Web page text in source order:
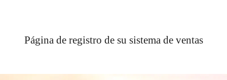
Página de registro de su sistema de ventas